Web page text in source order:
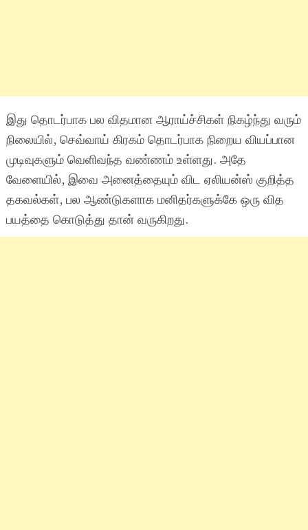
இது தொடர்பாக பல விதமான ஆராய்ச்சிகள் நிகழ்ந்து வரும்
நிலையில், செவ்வாய் கிரகம் தொடர்பாக நிறைய வியப்பான
முடிவுகளும் வெளிவந்த வண்ணம் உள்ளது. அதே
வேளையில், இவை அனைத்தையும் விட ஏலியன்ஸ் குறித்த
தகவல்கள், பல ஆண்டுகளாக மனிதர்களுக்கே ஒரு வித
பயத்தை கொடுத்து தான் வருகிறது.